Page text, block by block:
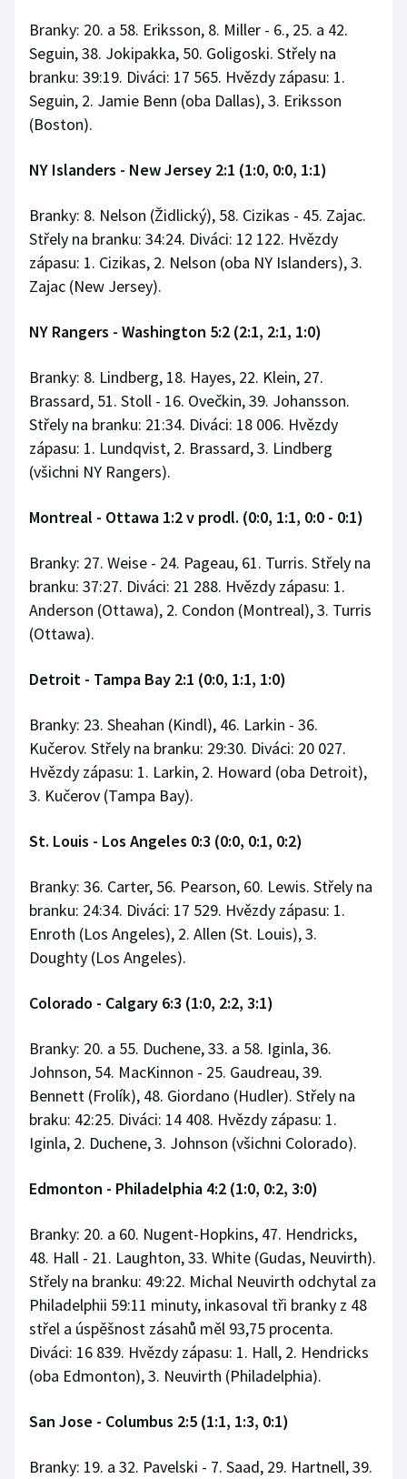
Branky: 20. a 58. Eriksson, 8. Miller - 6., 25. a 42.
Seguin, 38. Jokipakka, 50. Goligoski. Střely na
branku: 39:19. Diváci: 17 565. Hvězdy zápasu: 1.
Seguin, 2. Jamie Benn (oba Dallas), 3. Eriksson
(Boston).
NY Islanders - New Jersey 2:1 (1:0, 0:0, 1:1)
Branky: 8. Nelson (Židlický), 58. Cizikas - 45. Zajac.
Střely na branku: 34:24. Diváci: 12 122. Hvězdy
zápasu: 1. Cizikas, 2. Nelson (oba NY Islanders), 3.
Zajac (New Jersey).
NY Rangers - Washington 5:2 (2:1, 2:1, 1:0)
Branky: 8. Lindberg, 18. Hayes, 22. Klein, 27.
Brassard, 51. Stoll - 16. Ovečkin, 39. Johansson.
Střely na branku: 21:34. Diváci: 18 006. Hvězdy
zápasu: 1. Lundqvist, 2. Brassard, 3. Lindberg
(všichni NY Rangers).
Montreal - Ottawa 1:2 v prodl. (0:0, 1:1, 0:0 - 0:1)
Branky: 27. Weise - 24. Pageau, 61. Turris. Střely na
branku: 37:27. Diváci: 21 288. Hvězdy zápasu: 1.
Anderson (Ottawa), 2. Condon (Montreal), 3. Turris
(Ottawa).
Detroit - Tampa Bay 2:1 (0:0, 1:1, 1:0)
Branky: 23. Sheahan (Kindl), 46. Larkin - 36.
Kučerov. Střely na branku: 29:30. Diváci: 20 027.
Hvězdy zápasu: 1. Larkin, 2. Howard (oba Detroit),
3. Kučerov (Tampa Bay).
St. Louis - Los Angeles 0:3 (0:0, 0:1, 0:2)
Branky: 36. Carter, 56. Pearson, 60. Lewis. Střely na
branku: 24:34. Diváci: 17 529. Hvězdy zápasu: 1.
Enroth (Los Angeles), 2. Allen (St. Louis), 3.
Doughty (Los Angeles).
Colorado - Calgary 6:3 (1:0, 2:2, 3:1)
Branky: 20. a 55. Duchene, 33. a 58. Iginla, 36.
Johnson, 54. MacKinnon - 25. Gaudreau, 39.
Bennett (Frolík), 48. Giordano (Hudler). Střely na
braku: 42:25. Diváci: 14 408. Hvězdy zápasu: 1.
Iginla, 2. Duchene, 3. Johnson (všichni Colorado).
Edmonton - Philadelphia 4:2 (1:0, 0:2, 3:0)
Branky: 20. a 60. Nugent-Hopkins, 47. Hendricks,
48. Hall - 21. Laughton, 33. White (Gudas, Neuvirth).
Střely na branku: 49:22. Michal Neuvirth odchytal za
Philadelphii 59:11 minuty, inkasoval tři branky z 48
střel a úspěšnost zásahů měl 93,75 procenta.
Diváci: 16 839. Hvězdy zápasu: 1. Hall, 2. Hendricks
(oba Edmonton), 3. Neuvirth (Philadelphia).
San Jose - Columbus 2:5 (1:1, 1:3, 0:1)
Branky: 19. a 32. Pavelski - 7. Saad, 29. Hartnell, 39.